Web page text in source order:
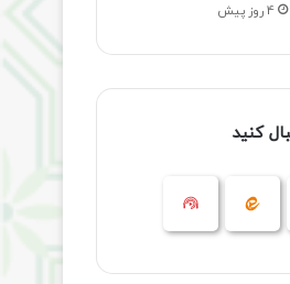
4 روز پیش
کنید
ایتا